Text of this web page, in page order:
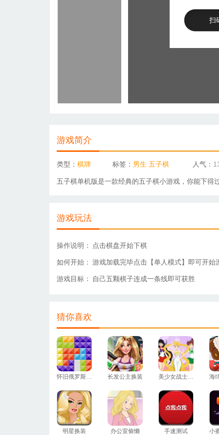
扫
游戏简介
类型： 棋牌 标签： 男生 五子棋 人气：
五子棋单机版是一款经典的五子棋小游戏，你能下得
游戏玩法
操作说明： 点击棋盘开始下棋
如何开始： 游戏加载完毕点击【单人模式】即可开始
游戏目标： 自己五颗棋子连成一条线即可获胜
猜你喜欢
怀旧俄罗斯方块 长发公主换装 美少女战士换装
明星换装 办公室偷懒 手速测试